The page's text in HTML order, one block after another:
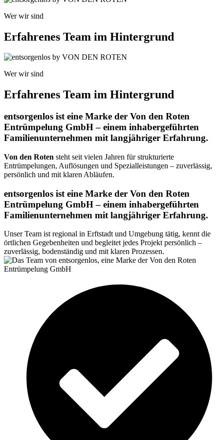
Wer wir sind
Erfahrenes Team im Hintergrund
Wer wir sind
Erfahrenes Team im Hintergrund
entsorgenlos ist eine Marke der Von den Roten
Entrümpelung GmbH – einem inhabergeführten
Familienunternehmen mit langjähriger Erfahrung.
Von den Roten steht seit vielen Jahren für strukturierte
Entrümpelungen, Auflösungen und Spezialleistungen – zuverlässig,
persönlich und mit klaren Abläufen.
entsorgenlos ist eine Marke der Von den Roten
Entrümpelung GmbH – einem inhabergeführten
Familienunternehmen mit langjähriger Erfahrung.
Unser Team ist regional in Erftstadt und Umgebung tätig, kennt die
örtlichen Gegebenheiten und begleitet jedes Projekt persönlich –
zuverlässig, bodenständig und mit klaren Prozessen.